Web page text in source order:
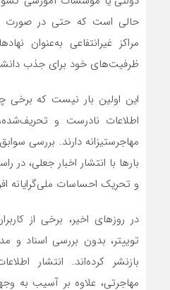
حالی است که حتی در صورت
مراکز غیرانتفاعی به‌عنوان
ظرفیت‌های خود برای جذب
این اولین بار نیست که برخی
اطلاعات نادرست و
مهاجرستیزانه دارند. بررسی
بارها با انتشار اخبار جعلی،
و تحریک احساسات ملی‌گرایانه
در روزهای اخیر، برخی از
توییتر، بدون بررسی اسناد و
بازنشر کرده‌اند. انتشار
مهاجرتی، علاوه بر آسیب به